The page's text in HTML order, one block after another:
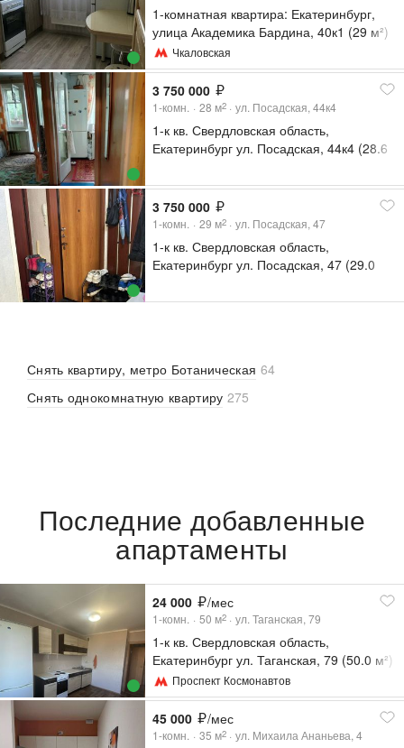
1-комнатная квартира: Екатеринбург,
улица Академика Бардина, 40к1 (29 м²)
Чкаловская
3 750 000
1-комн. 28 м2 ул. Посадская, 44к4
1-к кв. Свердловская область,
Екатеринбург ул. Посадская, 44к4 (28.6
3 750 000
1-комн. 29 м2 ул. Посадская, 47
1-к кв. Свердловская область,
Екатеринбург ул. Посадская, 47 (29.0
Снять квартиру, метро Ботаническая 64
Снять однокомнатную квартиру 275
Последние добавленные
апартаменты
24 000 /мес
1-комн. 50 м2 ул. Таганская, 79
1-к кв. Свердловская область,
Екатеринбург ул. Таганская, 79 (50.0 м²)
Проспект Космонавтов
45 000 /мес
1-комн. 35 м2 ул. Михаила Ананьева, 4